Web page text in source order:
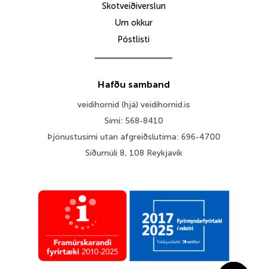
Skotveiðiverslun
Um okkur
Póstlisti
Hafðu samband
veidihornid (hjá) veidihornid.is
Sími: 568-8410
Þjónustusími utan afgreiðslutíma: 696-4700
Síðumúli 8, 108 Reykjavík